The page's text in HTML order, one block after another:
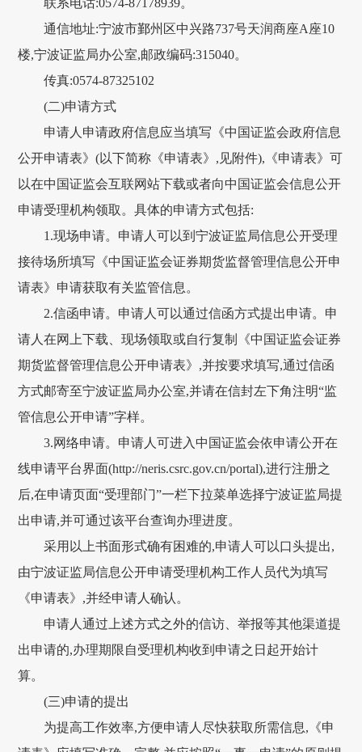
联系电话:0574-87178939。
通信地址:宁波市鄞州区中兴路737号天润商座A座10
楼,宁波证监局办公室,邮政编码:315040。
传真:0574-87325102
(二)申请方式
申请人申请政府信息应当填写《中国证监会政府信息
公开申请表》(以下简称《申请表》,见附件),《申请表》可
以在中国证监会互联网站下载或者向中国证监会信息公开
申请受理机构领取。具体的申请方式包括:
1.现场申请。申请人可以到宁波证监局信息公开受理
接待场所填写《中国证监会证券期货监督管理信息公开申
请表》申请获取有关监管信息。
2.信函申请。申请人可以通过信函方式提出申请。申
请人在网上下载、现场领取或自行复制《中国证监会证券
期货监督管理信息公开申请表》,并按要求填写,通过信函
方式邮寄至宁波证监局办公室,并请在信封左下角注明“监
管信息公开申请”字样。
3.网络申请。申请人可进入中国证监会依申请公开在
线申请平台界面(http://neris.csrc.gov.cn/portal),进行注册之
后,在申请页面“受理部门”一栏下拉菜单选择宁波证监局提
出申请,并可通过该平台查询办理进度。
采用以上书面形式确有困难的,申请人可以口头提出,
由宁波证监局信息公开申请受理机构工作人员代为填写
《申请表》,并经申请人确认。
申请人通过上述方式之外的信访、举报等其他渠道提
出申请的,办理期限自受理机构收到申请之日起开始计
算。
(三)申请的提出
为提高工作效率,方便申请人尽快获取所需信息,《申